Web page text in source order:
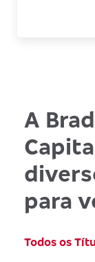
A
para
Todos os